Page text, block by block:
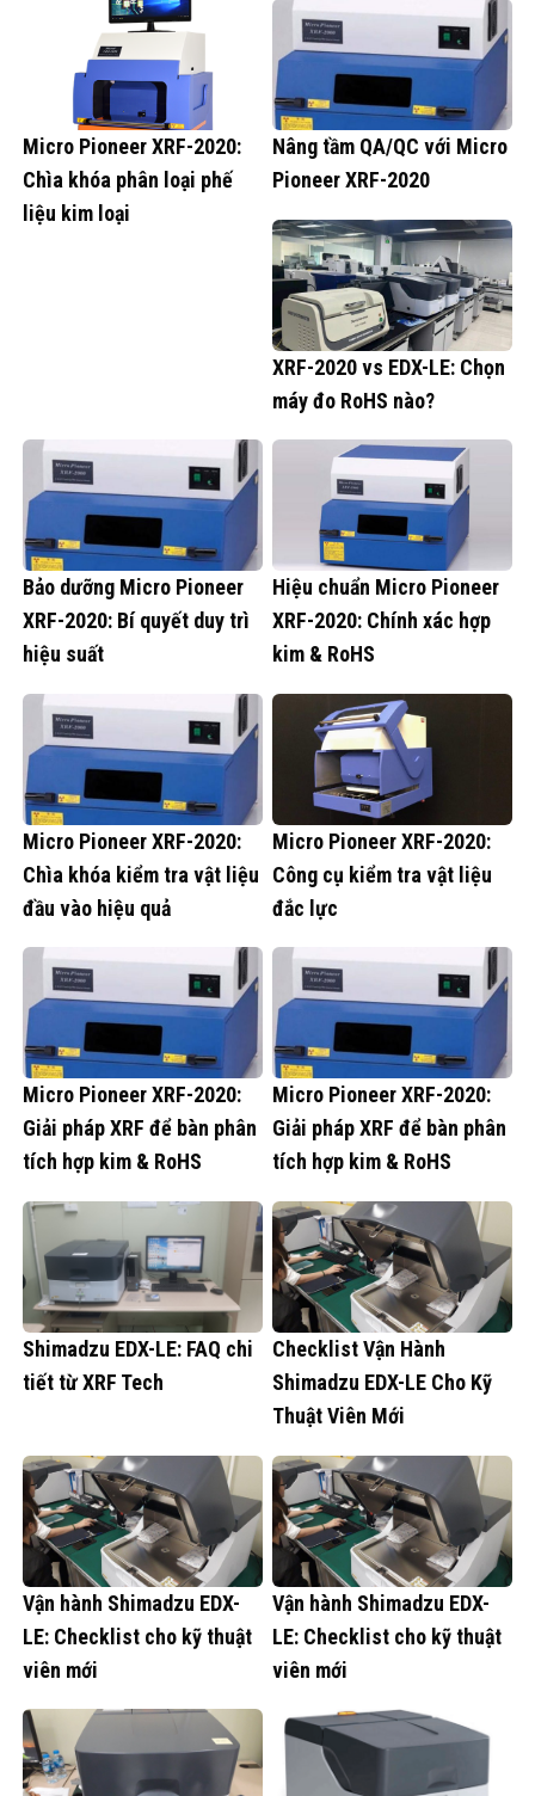
Micro Pioneer XRF-2020:
Chìa khóa phân loại phế
liệu kim loại
Nâng tầm QA/QC với Micro
Pioneer XRF-2020
XRF-2020 vs EDX-LE: Chọn
máy đo RoHS nào?
Bảo dưỡng Micro Pioneer
XRF-2020: Bí quyết duy trì
hiệu suất
Hiệu chuẩn Micro Pioneer
XRF-2020: Chính xác hợp
kim & RoHS
Micro Pioneer XRF-2020:
Chìa khóa kiểm tra vật liệu
đầu vào hiệu quả
Micro Pioneer XRF-2020:
Công cụ kiểm tra vật liệu
đắc lực
Micro Pioneer XRF-2020:
Giải pháp XRF để bàn phân
tích hợp kim & RoHS
Micro Pioneer XRF-2020:
Giải pháp XRF để bàn phân
tích hợp kim & RoHS
Shimadzu EDX-LE: FAQ chi
tiết từ XRF Tech
Checklist Vận Hành
Shimadzu EDX-LE Cho Kỹ
Thuật Viên Mới
Vận hành Shimadzu EDX-
LE: Checklist cho kỹ thuật
viên mới
Vận hành Shimadzu EDX-
LE: Checklist cho kỹ thuật
viên mới